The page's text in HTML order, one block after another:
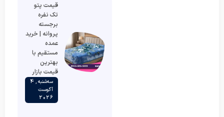
قیمت پتو
تک نفره
برجسته
پروانه | خرید
عمده
مستقیم با
بهترین
قیمت بازار
سه‌شنبه , 4
آگوست
2026